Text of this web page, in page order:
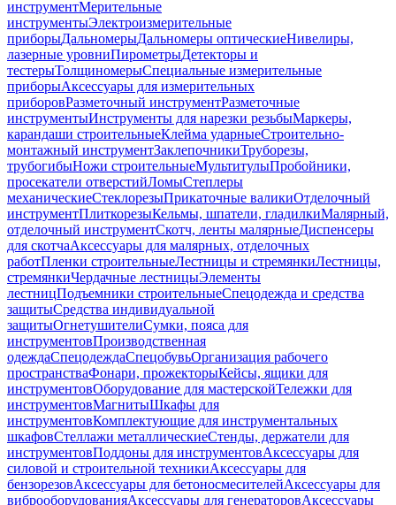
инструментМерительные
инструментыЭлектроизмерительные
приборыДальномерыДальномеры оптическиеНивелиры,
лазерные уровниПирометрыДетекторы и
тестерыТолщиномерыСпециальные измерительные
приборыАксессуары для измерительных
приборовРазметочный инструментРазметочные
инструментыИнструменты для нарезки резьбыМаркеры,
карандаши строительныеКлейма ударныеСтроительно-
монтажный инструментЗаклепочникиТруборезы,
трубогибыНожи строительныеМультитулыПробойники,
просекатели отверстийЛомыСтеплеры
механическиеСтеклорезыПрикаточные валикиОтделочный
инструментПлиткорезыКельмы, шпатели, гладилкиМалярный,
отделочный инструментСкотч, ленты малярныеДиспенсеры
для скотчаАксессуары для малярных, отделочных
работПленки строительныеЛестницы и стремянкиЛестницы,
стремянкиЧердачные лестницыЭлементы
лестницПодъемники строительныеСпецодежда и средства
защитыСредства индивидуальной
защитыОгнетушителиСумки, пояса для
инструментовПроизводственная
одеждаСпецодеждаСпецобувьОрганизация рабочего
пространстваФонари, прожекторыКейсы, ящики для
инструментовОборудование для мастерскойТележки для
инструментовМагнитыШкафы для
инструментовКомплектующие для инструментальных
шкафовСтеллажи металлическиеСтенды, держатели для
инструментовПоддоны для инструментовАксессуары для
силовой и строительной техникиАксессуары для
бензорезовАксессуары для бетоносмесителейАксессуары для
виброоборудованияАксессуары для генераторовАксессуары